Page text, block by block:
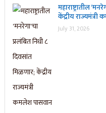
महाराष्ट्रातील
केंद्रीय
July 31, 2026